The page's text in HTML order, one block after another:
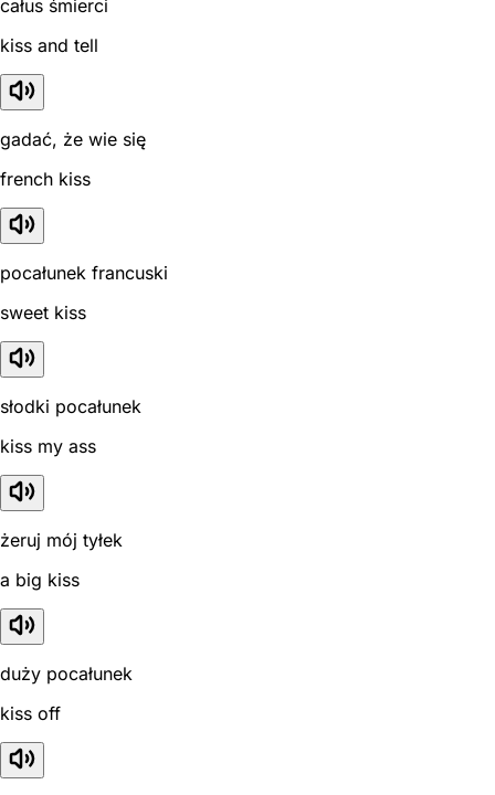
całus śmierci
kiss and tell
gadać, że wie się
french kiss
pocałunek francuski
sweet kiss
słodki pocałunek
kiss my ass
żeruj mój tyłek
a big kiss
duży pocałunek
kiss off